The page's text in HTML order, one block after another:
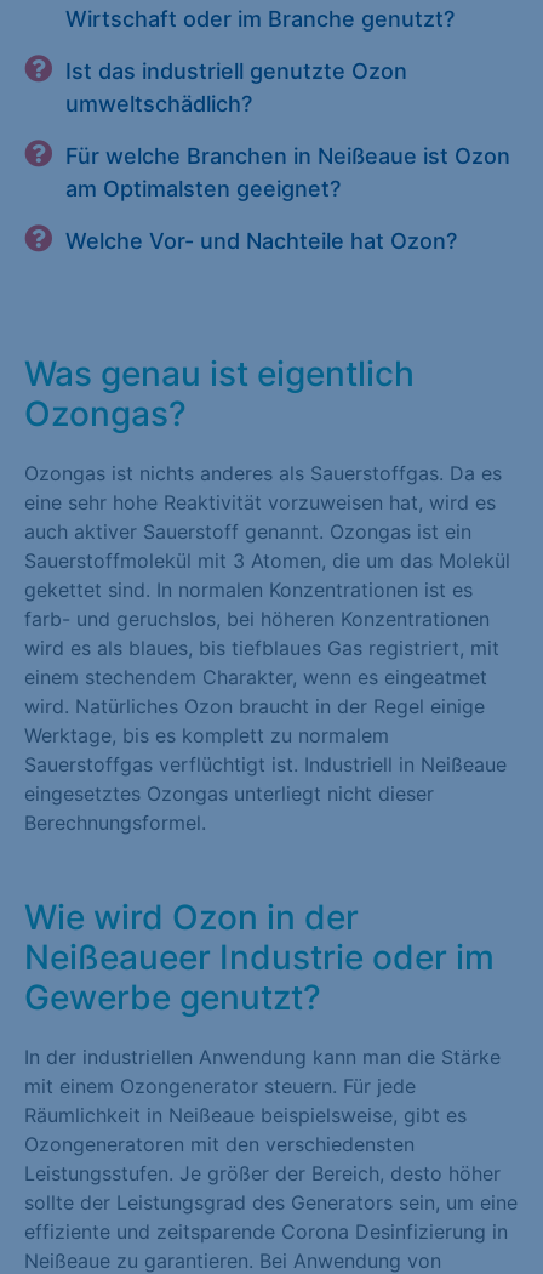
Wirtschaft oder im Branche genutzt?
Ist das industriell genutzte Ozon
umweltschädlich?
Für welche Branchen in Neißeaue ist Ozon
am Optimalsten geeignet?
Welche Vor- und Nachteile hat Ozon?
Was genau ist eigentlich
Ozongas?
Ozongas ist nichts anderes als Sauerstoffgas. Da es
eine sehr hohe Reaktivität vorzuweisen hat, wird es
auch aktiver Sauerstoff genannt. Ozongas ist ein
Sauerstoffmolekül mit 3 Atomen, die um das Molekül
gekettet sind. In normalen Konzentrationen ist es
farb- und geruchslos, bei höheren Konzentrationen
wird es als blaues, bis tiefblaues Gas registriert, mit
einem stechendem Charakter, wenn es eingeatmet
wird. Natürliches Ozon braucht in der Regel einige
Werktage, bis es komplett zu normalem
Sauerstoffgas verflüchtigt ist. Industriell in Neißeaue
eingesetztes Ozongas unterliegt nicht dieser
Berechnungsformel.
Wie wird Ozon in der
Neißeaueer Industrie oder im
Gewerbe genutzt?
In der industriellen Anwendung kann man die Stärke
mit einem Ozongenerator steuern. Für jede
Räumlichkeit in Neißeaue beispielsweise, gibt es
Ozongeneratoren mit den verschiedensten
Leistungsstufen. Je größer der Bereich, desto höher
sollte der Leistungsgrad des Generators sein, um eine
effiziente und zeitsparende Corona Desinfizierung in
Neißeaue zu garantieren. Bei Anwendung von